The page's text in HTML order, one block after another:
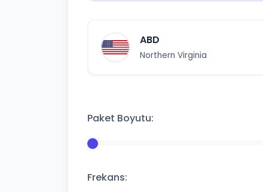
ABD
Northern Virginia
Paket Boyutu:
Frekans: